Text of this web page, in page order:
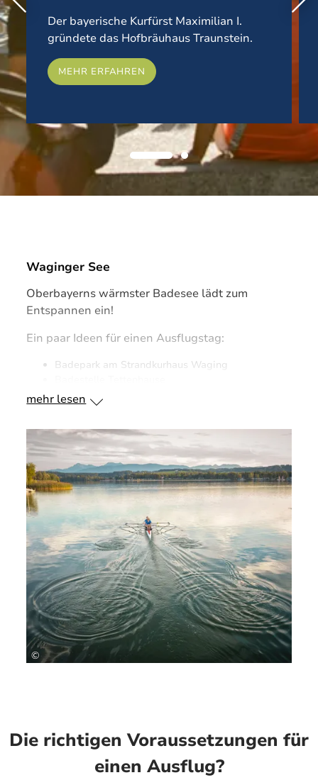
Der bayerische Kurfürst Maximilian I.
gründete das Hofbräuhaus Traunstein.
MEHR ERFAHREN
Waginger See
Oberbayerns wärmster Badesee lädt zum
Entspannen ein!
Ein paar Ideen für einen Ausflugstag:
Badepark am Strandkurhaus Waging
Strandbäder Taching und Tengling
Radausflug um den See
und Waginger Musiktage
Genauere Informationen gibt eshier ↗ .
mehr lesen
©
Die richtigen Voraussetzungen für
einen Ausflug?